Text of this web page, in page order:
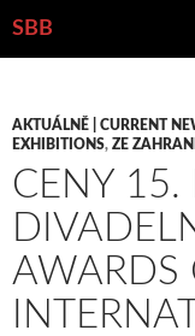
SBB
WEBU
AKTUÁLNĚ | CURRENT
EXHIBITIONS, ZE
CENY 15.
AWARDS